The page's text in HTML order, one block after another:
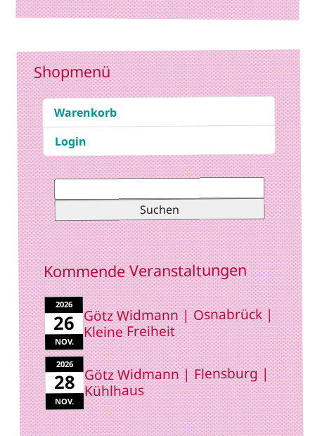
Shopmenü
Warenkorb
Login
Suchen
nach:
Kommende Veranstaltungen
2026
26
NOV.
Götz Widmann | Osnabrück |
Kleine Freiheit
2026
28
NOV.
Götz Widmann | Flensburg |
Kühlhaus